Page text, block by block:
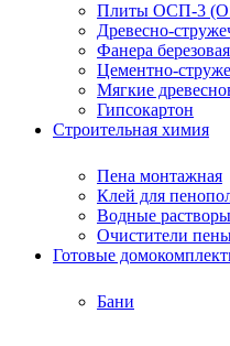
Плиты ОСП-3
Древесно-
Фанера
Цементно-
Мягкие
Гипсокартон
Строительная химия
Пена монтажная
Клей для
Водные растворы
Очистители
Готовые
Бани